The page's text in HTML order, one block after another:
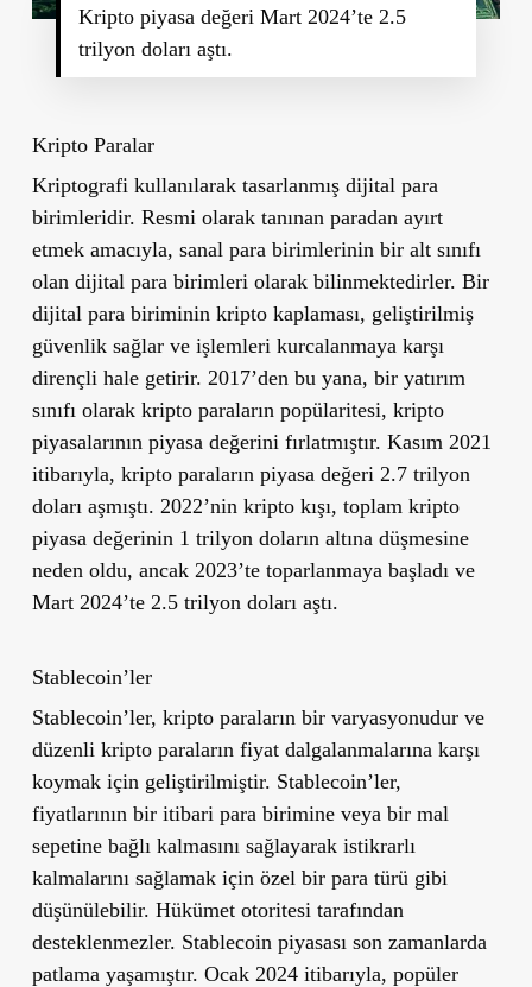
Kripto piyasa değeri Mart 2024’te 2.5
trilyon doları aştı.
Kripto Paralar
Kriptografi kullanılarak tasarlanmış dijital para
birimleridir. Resmi olarak tanınan paradan ayırt
etmek amacıyla, sanal para birimlerinin bir alt sınıfı
olan dijital para birimleri olarak bilinmektedirler. Bir
dijital para biriminin kripto kaplaması, geliştirilmiş
güvenlik sağlar ve işlemleri kurcalanmaya karşı
dirençli hale getirir. 2017’den bu yana, bir yatırım
sınıfı olarak kripto paraların popülaritesi, kripto
piyasalarının piyasa değerini fırlatmıştır. Kasım 2021
itibarıyla, kripto paraların piyasa değeri 2.7 trilyon
doları aşmıştı. 2022’nin kripto kışı, toplam kripto
piyasa değerinin 1 trilyon doların altına düşmesine
neden oldu, ancak 2023’te toparlanmaya başladı ve
Mart 2024’te 2.5 trilyon doları aştı.
Stablecoin’ler
Stablecoin’ler, kripto paraların bir varyasyonudur ve
düzenli kripto paraların fiyat dalgalanmalarına karşı
koymak için geliştirilmiştir. Stablecoin’ler,
fiyatlarının bir itibari para birimine veya bir mal
sepetine bağlı kalmasını sağlayarak istikrarlı
kalmalarını sağlamak için özel bir para türü gibi
düşünülebilir. Hükümet otoritesi tarafından
desteklenmezler. Stablecoin piyasası son zamanlarda
patlama yaşamıştır. Ocak 2024 itibarıyla, popüler